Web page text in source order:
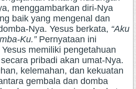
menggambarkan diri-Nya
baik yang mengenal dan
Nya. Yesus berkata, “Aku
Ku.”Pernyataan ini
memiliki pengetahuan
pribadi akan umat-Nya.
kelemahan, dan kekuatan
gembala dan domba